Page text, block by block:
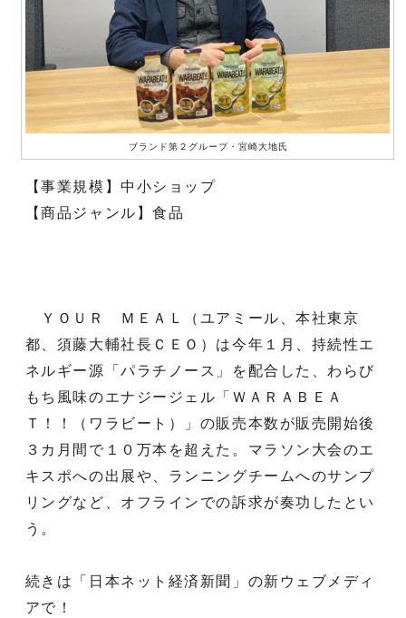
ブランド第２グループ・宮崎大地氏
【事業規模】中小ショップ
【商品ジャンル】食品
ＹＯＵＲ ＭＥＡＬ（ユアミール、本社東京
都、須藤大輔社長ＣＥＯ）は今年１月、持続性エ
ネルギー源「パラチノース」を配合した、わらび
もち風味のエナジージェル「ＷＡＲＡＢＥＡ
Ｔ！！（ワラビート）」の販売本数が販売開始後
３カ月間で１０万本を超えた。マラソン大会のエ
キスポへの出展や、ランニングチームへのサンプ
リングなど、オフラインでの訴求が奏功したとい
う。
続きは「日本ネット経済新聞」の新ウェブメディ
アで！